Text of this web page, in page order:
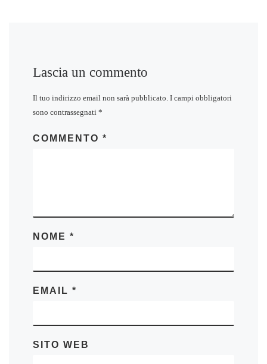
Lascia un commento
Il tuo indirizzo email non sarà pubblicato. I campi obbligatori
sono contrassegnati *
COMMENTO *
NOME *
EMAIL *
SITO WEB